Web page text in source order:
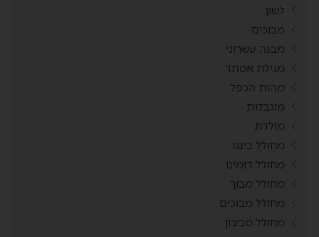
לשון
מבוכים
מבנה עשרוני
מגילת אסתר
מהות הכפל
מוגבלות
מולדת
מחולל בינגו
מחולל דומינו
מחולל מבוך
מחולל מבוכים
מחולל סביבון